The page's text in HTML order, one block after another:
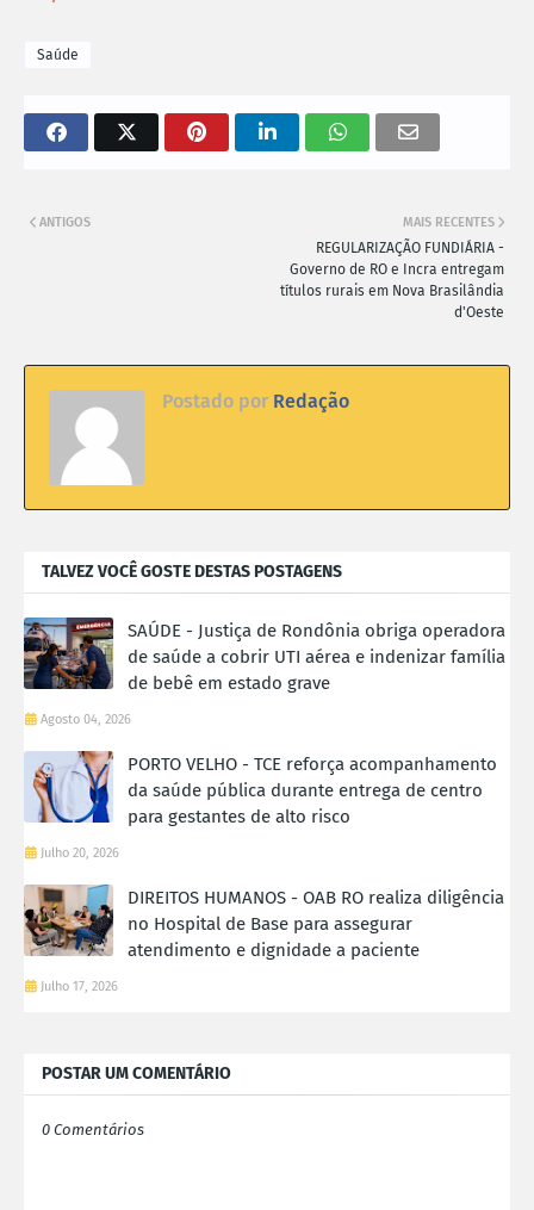
Saúde
MAIS RECENTES
REGULARIZAÇÃO FUNDIÁRIA -
Governo de RO e Incra entregam
títulos rurais em Nova Brasilândia
d'Oeste
ANTIGOS
Postado por Redação
TALVEZ VOCÊ GOSTE DESTAS POSTAGENS
SAÚDE - Justiça de Rondônia obriga operadora
de saúde a cobrir UTI aérea e indenizar família
de bebê em estado grave
Agosto 04, 2026
PORTO VELHO - TCE reforça acompanhamento
da saúde pública durante entrega de centro
para gestantes de alto risco
Julho 20, 2026
DIREITOS HUMANOS - OAB RO realiza diligência
no Hospital de Base para assegurar
atendimento e dignidade a paciente
Julho 17, 2026
POSTAR UM COMENTÁRIO
0 Comentários